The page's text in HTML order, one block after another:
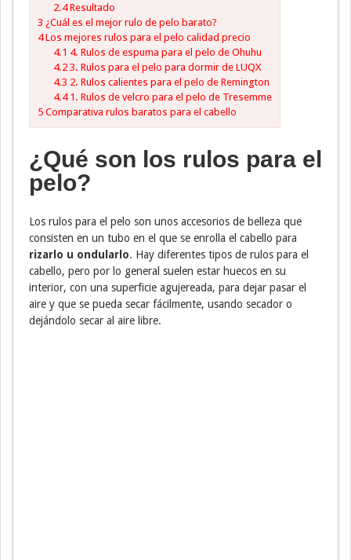
2.4Resultado
3 ¿Cuál es el mejor rulo de pelo barato?
4Los mejores rulos para el pelo calidad precio
4.1 4. Rulos de espuma para el pelo de Ohuhu
4.23. Rulos para el pelo para dormir de LUQX
4.3 2. Rulos calientes para el pelo de Remington
4.41. Rulos de velcro para el pelo de Tresemme
5 Comparativa rulos baratos para el cabello
¿Qué son los rulos para el
pelo?
Los rulos para el pelo son unos accesorios de belleza que
consisten en un tubo en el que se enrolla el cabello para
rizarlo u ondularlo. Hay diferentes tipos de rulos para el
cabello, pero por lo general suelen estar huecos en su
interior, con una superficie agujereada, para dejar pasar el
aire y que se pueda secar fácilmente, usando secador o
dejándolo secar al aire libre.